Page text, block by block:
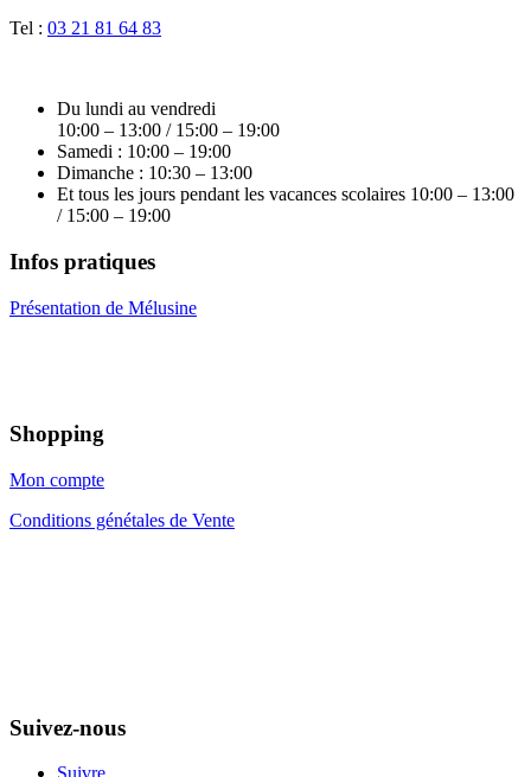
Tel : 03 21 81 64 83
Du lundi au vendredi
10:00 – 13:00 / 15:00 – 19:00
Samedi : 10:00 – 19:00
Dimanche : 10:30 – 13:00
Et tous les jours pendant les vacances scolaires 10:00 – 13:00
/ 15:00 – 19:00
Infos pratiques
Présentation de Mélusine
Shopping
Mon compte
Conditions génétales de Vente
Suivez-nous